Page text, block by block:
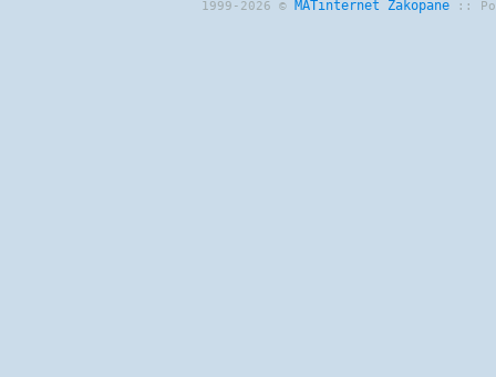
1999-2026 © MATinternet Zakopane ::